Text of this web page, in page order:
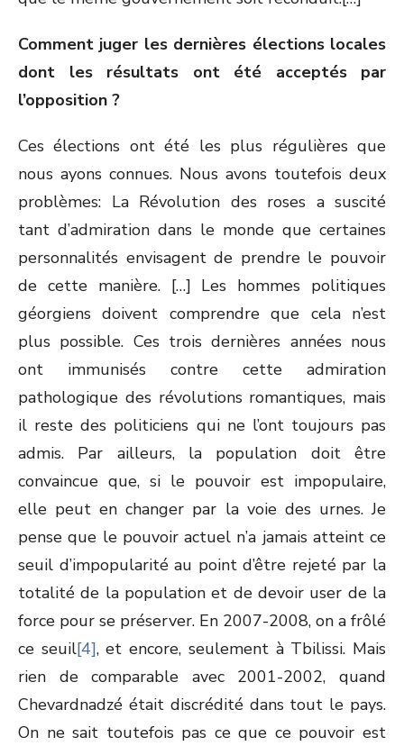
Comment juger les dernières élections locales
dont les résultats ont été acceptés par
l’opposition ?
Ces élections ont été les plus régulières que
nous ayons connues. Nous avons toutefois deux
problèmes: La Révolution des roses a suscité
tant d’admiration dans le monde que certaines
personnalités envisagent de prendre le pouvoir
de cette manière. […] Les hommes politiques
géorgiens doivent comprendre que cela n’est
plus possible. Ces trois dernières années nous
ont immunisés contre cette admiration
pathologique des révolutions romantiques, mais
il reste des politiciens qui ne l’ont toujours pas
admis. Par ailleurs, la population doit être
convaincue que, si le pouvoir est impopulaire,
elle peut en changer par la voie des urnes. Je
pense que le pouvoir actuel n’a jamais atteint ce
seuil d’impopularité au point d’être rejeté par la
totalité de la population et de devoir user de la
force pour se préserver. En 2007-2008, on a frôlé
ce seuil[4], et encore, seulement à Tbilissi. Mais
rien de comparable avec 2001-2002, quand
Chevardnadzé était discrédité dans tout le pays.
On ne sait toutefois pas ce que ce pouvoir est